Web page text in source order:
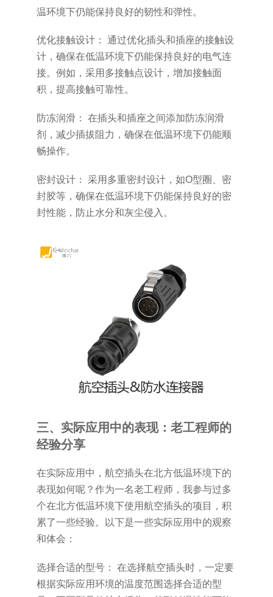
温环境下仍能保持良好的韧性和弹性。
优化接触设计： 通过优化插头和插座的接触设
计，确保在低温环境下仍能保持良好的电气连
接。例如，采用多接触点设计，增加接触面
积，提高接触可靠性。
防冻润滑： 在插头和插座之间添加防冻润滑
剂，减少插拔阻力，确保在低温环境下仍能顺
畅操作。
密封设计： 采用多重密封设计，如O型圈、密
封胶等，确保在低温环境下仍能保持良好的密
封性能，防止水分和灰尘侵入。
三、实际应用中的表现：老工程师的
经验分享
在实际应用中，航空插头在北方低温环境下的
表现如何呢？作为一名老工程师，我参与过多
个在北方低温环境下使用航空插头的项目，积
累了一些经验。以下是一些实际应用中的观察
和体会：
选择合适的型号： 在选择航空插头时，一定要
根据实际应用环境的温度范围选择合适的型